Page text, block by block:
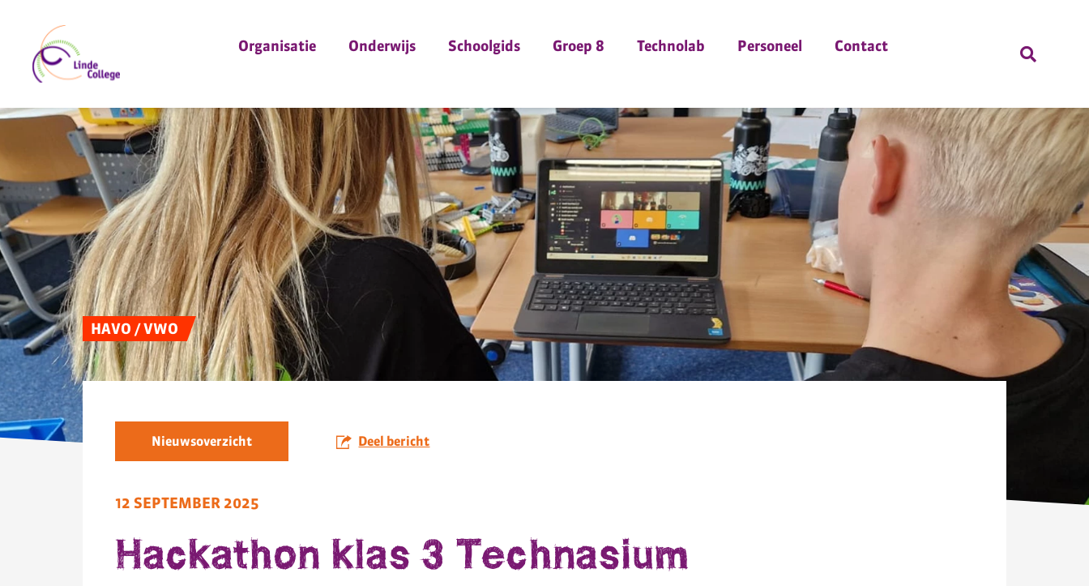
Organisatie Onderwijs Schoolgids Groep 8 Technolab Personeel Contact
HAVO / VWO
Nieuwsoverzicht Deel bericht
12 SEPTEMBER 2025
Hackathon klas 3 Technasium